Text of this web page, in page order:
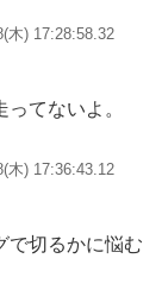
木) 17:28:58.32
てないよ。
木) 17:36:43.12
で切るかに悩む